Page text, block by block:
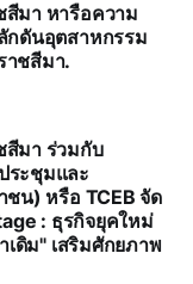
สีมา หารือความ
กดันอุตสาหกรรม
าชสีมา.
สีมา ร่วมกับ
ระชุมและ
น) หรือ TCEB จัด
: ธุรกิจยุคใหม่
เดิม" เสริมศักยภาพ